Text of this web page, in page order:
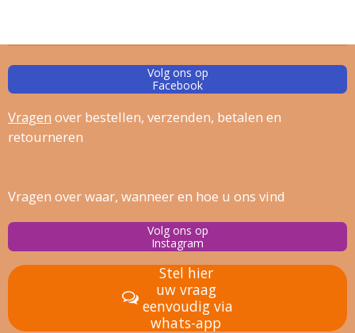
Volg ons op
Facebook
Vragen over bestellen, verzenden, betalen en
retourneren
Vragen over waar, wanneer en hoe u ons vind
Volg ons op
Instagram
Stel hier
uw vraag
eenvoudig via
whats-app